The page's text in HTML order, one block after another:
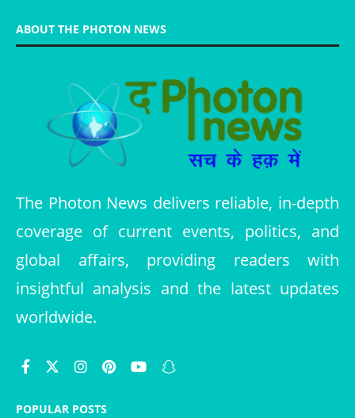
ABOUT THE PHOTON NEWS
The Photon News delivers reliable, in-depth
coverage of current events, politics, and
global affairs, providing readers with
insightful analysis and the latest updates
worldwide.
POPULAR POSTS